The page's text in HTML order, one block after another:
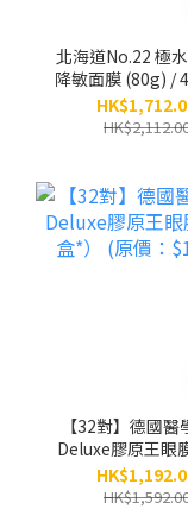
北海道No.22 極
降敏面膜 (80g) /
價：$2,112
【32對】德國醫
Deluxe膠原王眼
盒*） (原價：